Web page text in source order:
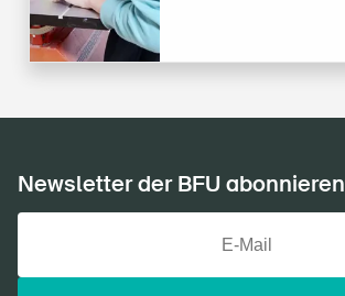
Newsletter der BFU abonnieren